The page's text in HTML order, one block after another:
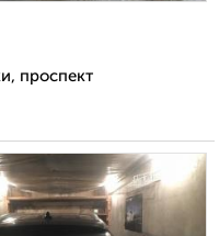
проспект